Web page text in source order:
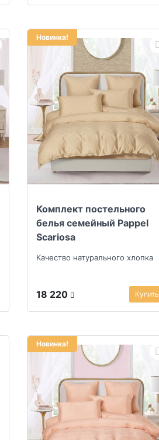
Новинка!
Комплект постельного
белья семейный Pappel
Scariosa
Качество натурального хлопка
18 220 Купить
Новинка!